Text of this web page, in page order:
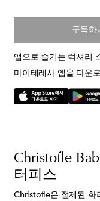
구독하
앱으로 즐기는 럭셔리
마이테레사 앱을 다운
Christofle
터피스
Christofle은 절제된 화